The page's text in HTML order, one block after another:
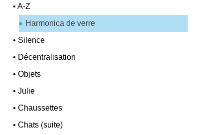
•A-Z
Harmonica de verre
• Silence
• Décentralisation
•Objets
•Julie
•Chaussettes
•Chats (suite)